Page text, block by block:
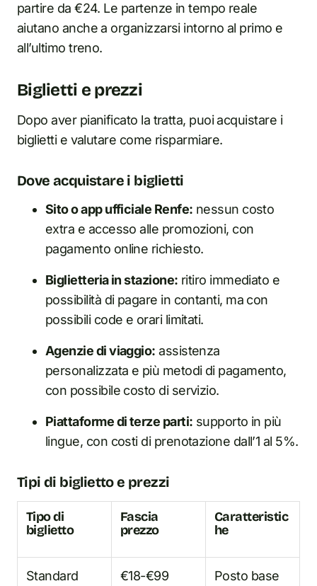
partire da €24. Le partenze in tempo reale
aiutano anche a organizzarsi intorno al primo e
all’ultimo treno.
Biglietti e prezzi
Dopo aver pianificato la tratta, puoi acquistare i
biglietti e valutare come risparmiare.
Dove acquistare i biglietti
Sito o app ufficiale Renfe: nessun costo
extra e accesso alle promozioni, con
pagamento online richiesto.
Biglietteria in stazione: ritiro immediato e
possibilità di pagare in contanti, ma con
possibili code e orari limitati.
Agenzie di viaggio: assistenza
personalizzata e più metodi di pagamento,
con possibile costo di servizio.
Piattaforme di terze parti: supporto in più
lingue, con costi di prenotazione dall’1 al 5%.
Tipi di biglietto e prezzi
Tipo di
biglietto
Fascia
prezzo
Caratteristic
he
Standard €18-€99 Posto base